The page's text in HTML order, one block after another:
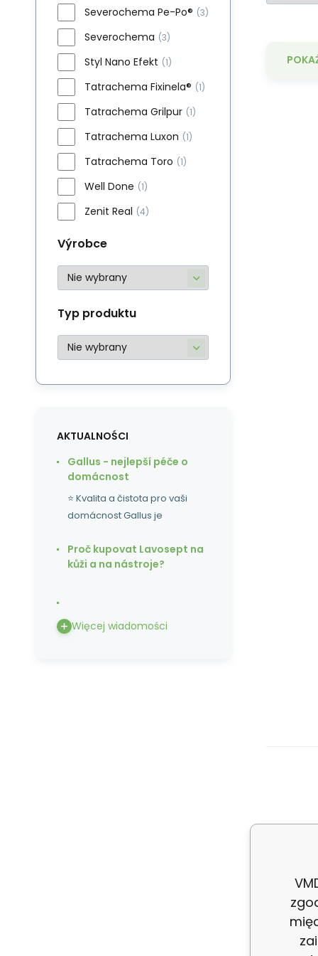
Severochema Pe-Po® (3)
Severochema (3)
Styl Nano Efekt (1)
Tatrachema Fixinela® (1)
Tatrachema Grilpur (1)
Tatrachema Luxon (1)
Tatrachema Toro (1)
Well Done (1)
Zenit Real (4)
Výrobce
Typ produktu
AKTUALNOŚCI
Gallus - nejlepší péče o
domácnost
⭐ Kvalita a čistota pro vaši
domácnost Gallus je
Proč kupovat Lavosept na
kůži a na nástroje?
Więcej wiadomości